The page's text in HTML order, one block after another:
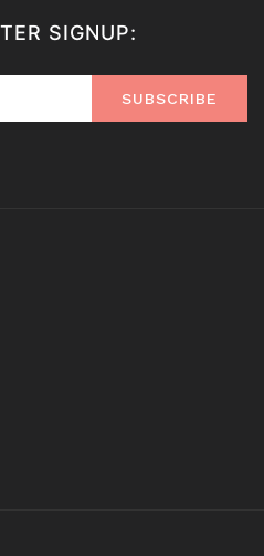
SIGNUP:
SUBSCRIBE